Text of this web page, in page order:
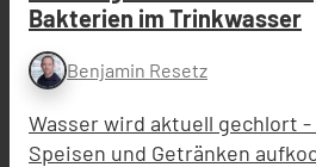
Bakterien im Trinkwasser
Benjamin Resetz
Wasser wird aktuell gechlort
Speisen und Getränken